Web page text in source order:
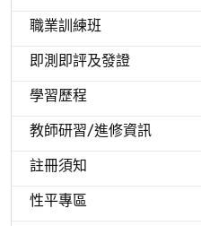
職業訓練班
即測即評及發證
學習歷程
教師研習/進修資訊
註冊須知
性平專區